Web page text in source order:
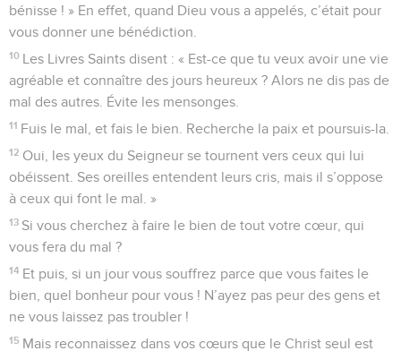
bénisse ! » En effet, quand Dieu vous a appelés, c’était pour
vous donner une bénédiction.
10 Les Livres Saints disent : « Est-ce que tu veux avoir une vie
agréable et connaître des jours heureux ? Alors ne dis pas de
mal des autres. Évite les mensonges.
11 Fuis le mal, et fais le bien. Recherche la paix et poursuis-la.
12 Oui, les yeux du Seigneur se tournent vers ceux qui lui
obéissent. Ses oreilles entendent leurs cris, mais il s’oppose
à ceux qui font le mal. »
13 Si vous cherchez à faire le bien de tout votre cœur, qui
vous fera du mal ?
14 Et puis, si un jour vous souffrez parce que vous faites le
bien, quel bonheur pour vous ! N’ayez pas peur des gens et
ne vous laissez pas troubler !
15 Mais reconnaissez dans vos cœurs que le Christ seul est